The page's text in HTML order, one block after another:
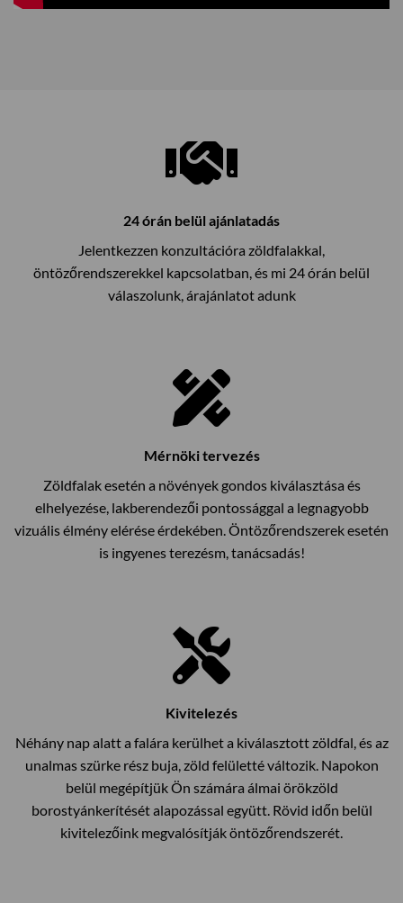
24 órán belül ajánlatadás
Jelentkezzen konzultációra zöldfalakkal,
öntözőrendszerekkel kapcsolatban, és mi 24 órán belül
válaszolunk, árajánlatot adunk
Mérnöki tervezés
Zöldfalak esetén a növények gondos kiválasztása és
elhelyezése, lakberendezői pontossággal a legnagyobb
vizuális élmény elérése érdekében. Öntözőrendszerek esetén
is ingyenes terezésm, tanácsadás!
Kivitelezés
Néhány nap alatt a falára kerülhet a kiválasztott zöldfal, és az
unalmas szürke rész buja, zöld felületté változik. Napokon
belül megépítjük Ön számára álmai örökzöld
borostyánkerítését alapozással együtt. Rövid időn belül
kivitelezőink megvalósítják öntözőrendszerét.